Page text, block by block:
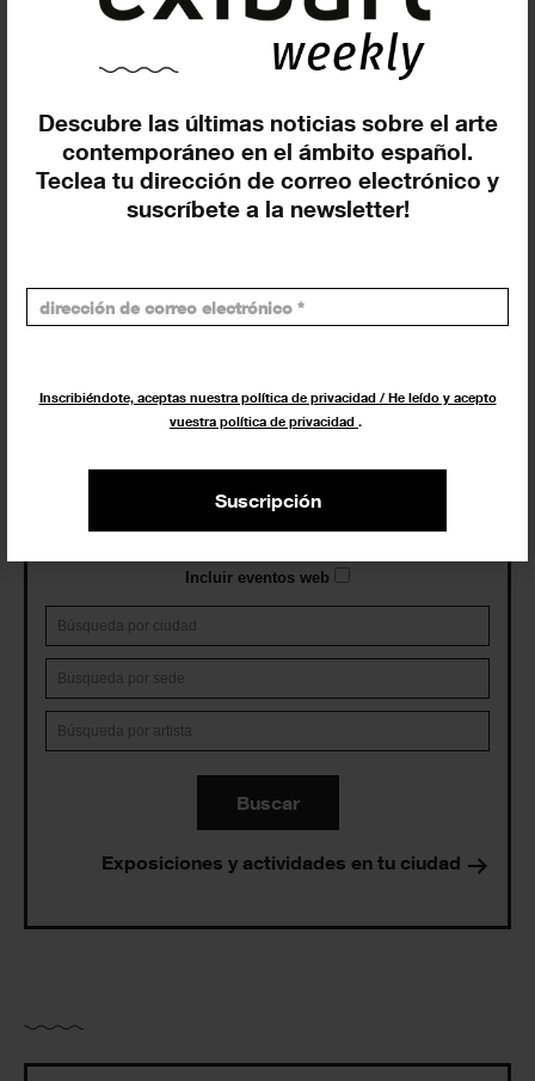
Descubre las últimas noticias sobre el arte
contemporáneo en el ámbito español.
Teclea tu dirección de correo electrónico y
suscríbete a la newsletter!
Inscribiéndote, aceptas nuestra política de privacidad / He leído y acepto
vuestra política de privacidad .
Suscripción
Exposiciones, inauguraciones,
evento que buscas !
En curso y futuros
Incluir eventos web
Buscar
Exposiciones y actividades en tu ciudad